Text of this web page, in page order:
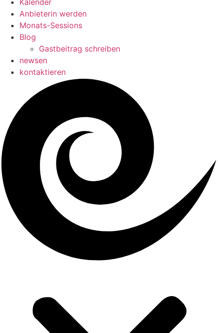
Kalender
Anbieterin werden
Monats-Sessions
Blog
Gastbeitrag schreiben
newsen
kontaktieren